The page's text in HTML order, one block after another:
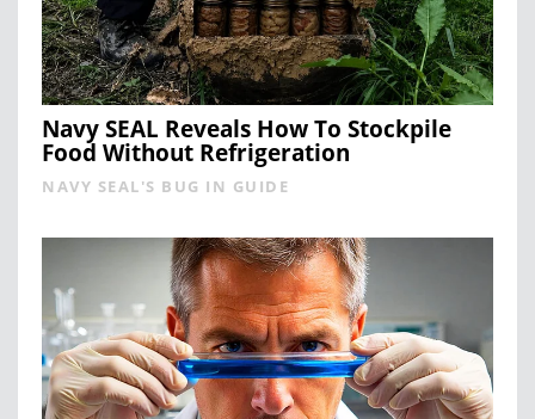
Navy SEAL Reveals How To Stockpile
Food Without Refrigeration
NAVY SEAL'S BUG IN GUIDE